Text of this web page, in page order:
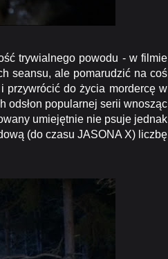
trywialnego powodu - w filmie
seansu, ale pomarudzić na coś
przywrócić do życia mordercę w
odsłon popularnej serii wnosząc
umiejętnie nie psuje jednak
(do czasu JASONA X) liczbę